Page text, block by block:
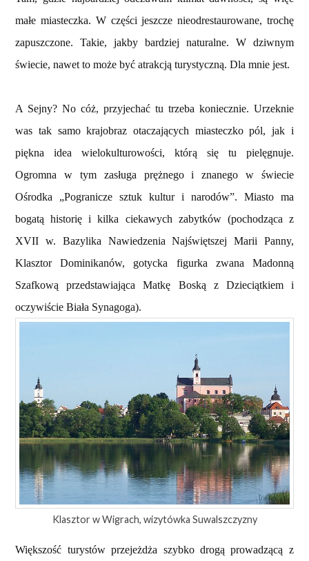
małe miasteczka. W części jeszcze nieodrestaurowane, trochę
zapuszczone. Takie, jakby bardziej naturalne. W dziwnym
świecie, nawet to może być atrakcją turystyczną. Dla mnie jest.
A Sejny? No cóż, przyjechać tu trzeba koniecznie. Urzeknie
was tak samo krajobraz otaczających miasteczko pól, jak i
piękna idea wielokulturowości, którą się tu pielęgnuje.
Ogromna w tym zasługa prężnego i znanego w świecie
Ośrodka „Pogranicze sztuk kultur i narodów”. Miasto ma
bogatą historię i kilka ciekawych zabytków (pochodząca z
XVII w. Bazylika Nawiedzenia Najświętszej Marii Panny,
Klasztor Dominikanów, gotycka figurka zwana Madonną
Szafkową przedstawiająca Matkę Boską z Dzieciątkiem i
oczywiście Biała Synagoga).
Klasztor w Wigrach, wizytówka Suwalszczyzny
Większość turystów przejeżdża szybko drogą prowadzącą z